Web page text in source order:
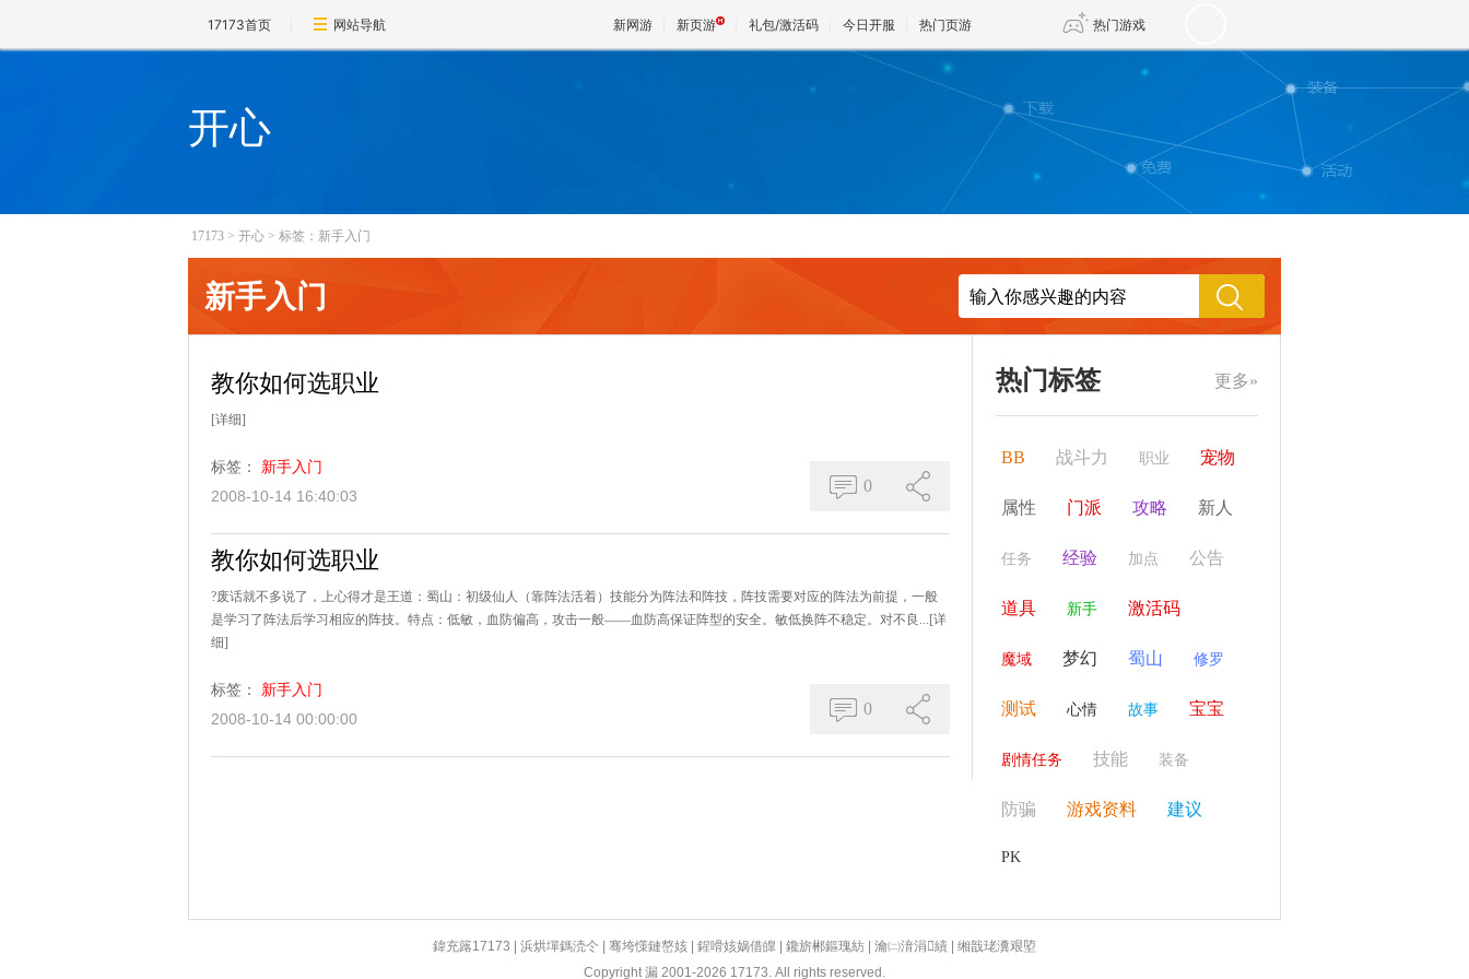
17173首页 网站导航 新网游 新页游 礼包/激活码 今日开服 热门页游 热门游戏
DNF 传奇4
天堂
王权与自由 诛仙世界 新仙侠5
开心
17173 > 开心 > 标签：新手入门
新手入门
教你如何选职业
[详细]
标签： 新手入门
2008-10-14 16:40:03
0
教你如何选职业
?废话就不多说了，上心得才是王道：蜀山：初级仙人（靠阵法活着）技能分为阵法和阵技，阵技需要对应的阵法为前提，一般
是学习了阵法后学习相应的阵技。特点：低敏，血防偏高，攻击一般——血防高保证阵型的安全。敏低换阵不稳定。对不良... [详
细]
标签： 新手入门
2008-10-14 00:00:00
0
更多»
热门标签
BB 战斗力 职业 宠物
属性 门派 攻略 新人
任务 经验 加点 公告
道具 新手 激活码
魔域 梦幻 蜀山 修罗
测试 心情 故事 宝宝
剧情任务 技能 装备
防骗 游戏资料 建议
PK
鍏充簬17173 浜烘墠鎷涜仒 骞垮憡鏈嶅姟 鍟嗗姟娲借皥 鑱旂郴鏂瑰紡 瀹㈡湇涓績
缃戠珯瀵艰埅
Copyright 漏 2001-2026 17173. All rights reserved.